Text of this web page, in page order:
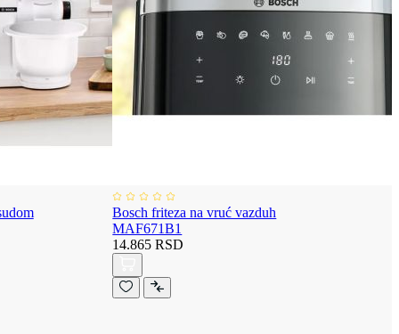
Bosch friteza na vruć vazduh
MAF671B1
14.865 RSD